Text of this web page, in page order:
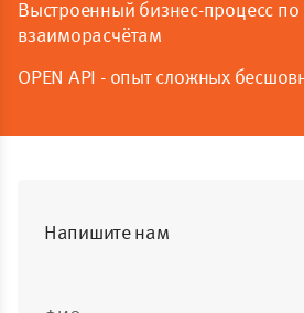
Выстроенный бизнес-процесс
взаиморасчётам
OPEN API - опыт сложных
Напишите нам